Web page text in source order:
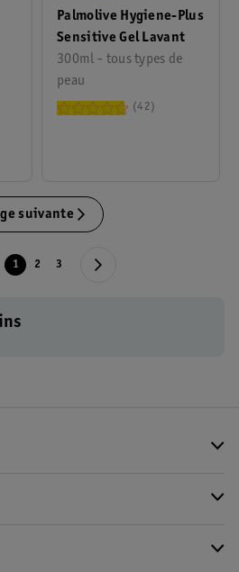
Palmolive Hygiene-Plus
Sensitive Gel Lavant
300ml - tous types de
peau
42
suivante
1 2 3